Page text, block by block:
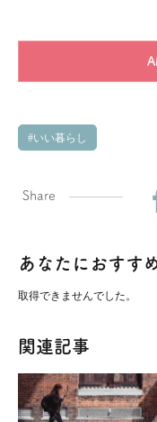
いい暮らし
Share
あなたにおすす
取得できませんでした。
関連記事